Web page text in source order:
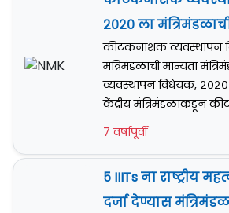
२०२० ला
कीटकनाशक व्यवस्थापन
मंत्रिमंडळाची मान्यता
व्यवस्थापन विधेयक, २०२०
केंद्रीय मंत्रिमंडळाकडून
7 वर्षापूर्वी
५ IIITs ना राष्ट्रीय
दर्जा देण्यास